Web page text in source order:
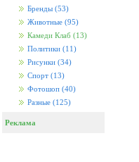
Бренды (53)
Животные (95)
Камеди Клаб (13)
Политики (11)
Рисунки (34)
Спорт (13)
Фотошоп (40)
Разные (125)
Реклама